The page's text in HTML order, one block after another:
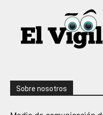
Sobre nosotros